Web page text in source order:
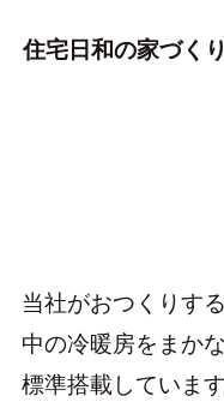
住宅日和の家づく
当社がおつくりす
中の冷暖房をまか
標準搭載しています